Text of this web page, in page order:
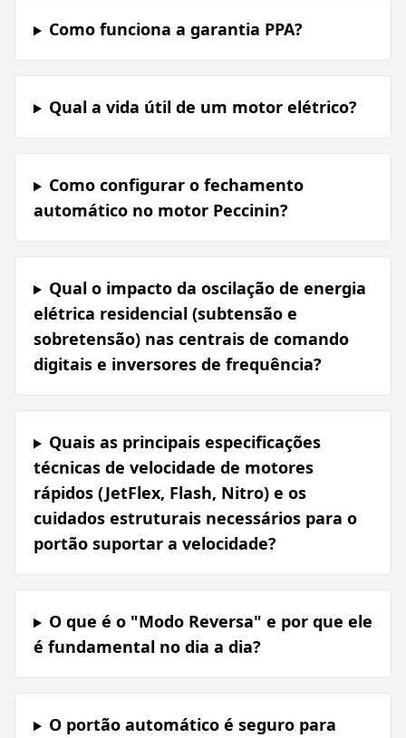
Como funciona a garantia PPA?
Qual a vida útil de um motor elétrico?
Como configurar o fechamento
automático no motor Peccinin?
Qual o impacto da oscilação de energia
elétrica residencial (subtensão e
sobretensão) nas centrais de comando
digitais e inversores de frequência?
Quais as principais especificações
técnicas de velocidade de motores
rápidos (JetFlex, Flash, Nitro) e os
cuidados estruturais necessários para o
portão suportar a velocidade?
O que é o "Modo Reversa" e por que ele
é fundamental no dia a dia?
O portão automático é seguro para